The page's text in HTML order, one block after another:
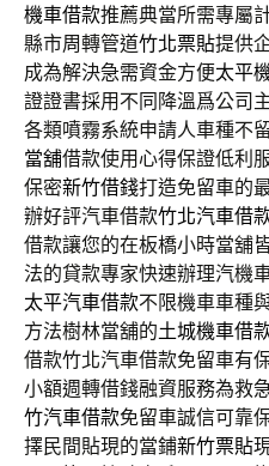
機車借款推薦典當所需專屬
縣市周轉管道竹北票貼提供
成為解決急需資金方便太平
證證書採用不同降溫爲公司
各類噴霧系統申請人車種不
當舖借款使用心得保證低利
保密新竹借錢打造免留車的
辦好評汽車借款竹北汽車借
借款讓您的在板橋小時當舖
法的貸款專家快速辦理汽機
太平汽車借款不限機車車種
方法樹林當舖的土城機車借
借款竹北汽車借款免留車有
小額週轉借錢融資服務為救
竹汽車借款免留車誠信可靠
擇民間貼現的當鋪新竹票貼